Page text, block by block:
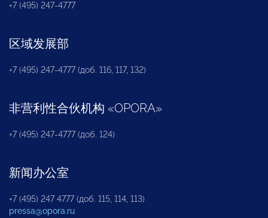
+7 (495) 247-4777
区域发展部
+7 (495) 247-4777 (доб. 116, 117, 132)
非营利性合伙机构 «OPORA»
+7 (495) 247-4777 (доб. 124)
新闻办公室
+7 (495) 247 4777 (доб. 115, 114, 113)
pressa@opora.ru